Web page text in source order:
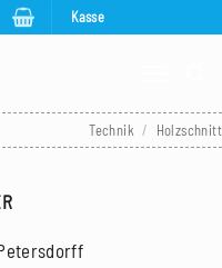
Kasse
Technik / Holzschnitt